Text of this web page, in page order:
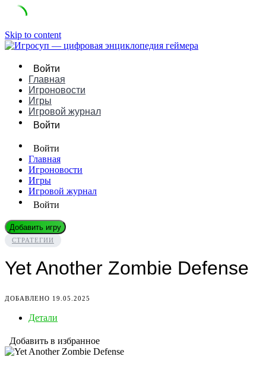
Skip to content
Войти
Главная
Игроновости
Игры
Игровой журнал
Войти
Войти
Главная
Игроновости
Игры
Игровой журнал
Войти
Добавить игру
СТРАТЕГИИ
Yet Another Zombie Defense
ДОБАВЛЕНО 19.05.2025
Детали
Добавить в избранное